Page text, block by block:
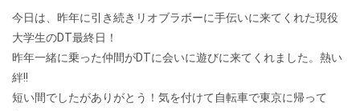
今日は、昨年に引き続きリオブラボーに手伝いに来てくれた現役
大学生のDT最終日！
昨年一緒に乗った仲間がDTに会いに遊びに来てくれました。熱い
絆!!
短い間でしたがありがとう！気を付けて自転車で東京に帰って